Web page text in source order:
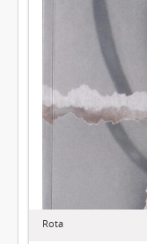
Rota